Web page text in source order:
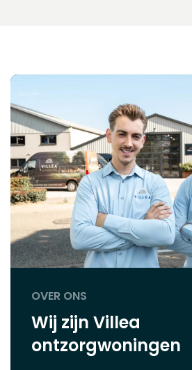
OVER ONS
Wij zijn Villea
ontzorgwoningen